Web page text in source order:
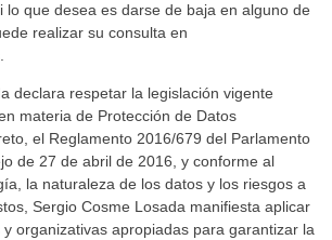
lo que desea es darse de baja en alguno de
realizar su consulta en
declara respetar la legislación vigente
materia de Protección de Datos
el Reglamento 2016/679 del Parlamento
de 27 de abril de 2016, y conforme al
la naturaleza de los datos y los riesgos a
Sergio Cosme Losada manifiesta aplicar
organizativas apropiadas para garantizar la